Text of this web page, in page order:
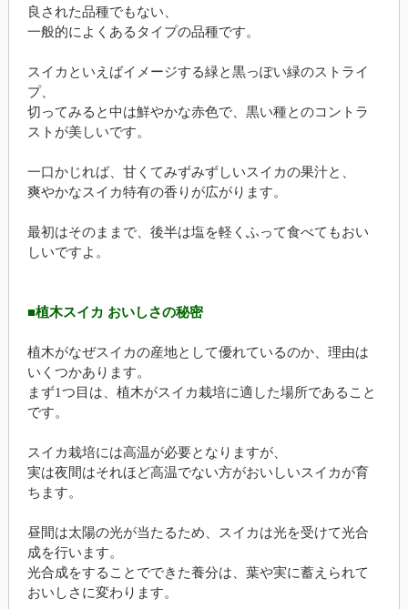
良された品種でもない、
一般的によくあるタイプの品種です。
スイカといえばイメージする緑と黒っぽい緑のストライ
プ、
切ってみると中は鮮やかな赤色で、黒い種とのコントラ
ストが美しいです。
一口かじれば、甘くてみずみずしいスイカの果汁と、
爽やかなスイカ特有の香りが広がります。
最初はそのままで、後半は塩を軽くふって食べてもおい
しいですよ。
■植木スイカ おいしさの秘密
植木がなぜスイカの産地として優れているのか、理由は
いくつかあります。
まず1つ目は、植木がスイカ栽培に適した場所であること
です。
スイカ栽培には高温が必要となりますが、
実は夜間はそれほど高温でない方がおいしいスイカが育
ちます。
昼間は太陽の光が当たるため、スイカは光を受けて光合
成を行います。
光合成をすることでできた養分は、葉や実に蓄えられて
おいしさに変わります。